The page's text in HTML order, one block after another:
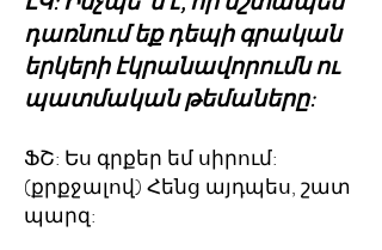
դառնում եք դեպի գրական
երկերի էկրանավորումն ու
պատմական թեմաները:
ՖՇ: Ես գրքեր եմ սիրում:
(քրքջալով) Հենց այդպես, շատ
պարզ: